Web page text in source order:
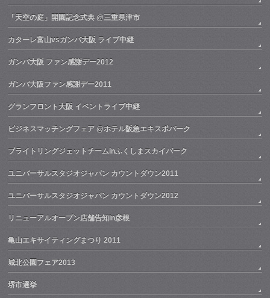
「天空の庭」開園記念式典 @三重県津市
カターレ富山vsガンバ大阪 ライブ中継
ガンバ大阪 ファン感謝デー2012
ガンバ大阪ファン感謝デー2011
グランフロント大阪 イベントライブ中継
ビジネスマッチングフェア @ホテル阪急エキスポパーク
ブライトリングジェットチームinふくしまスカイパーク
ユニバーサルスタジオジャパン カウントダウン2011
ユニバーサルスタジオジャパン カウントダウン2012
リニューアルオープン店舗告知in彦根
亀山エキサイティングまつり 2011
城北公園フェア2013
堺市選挙